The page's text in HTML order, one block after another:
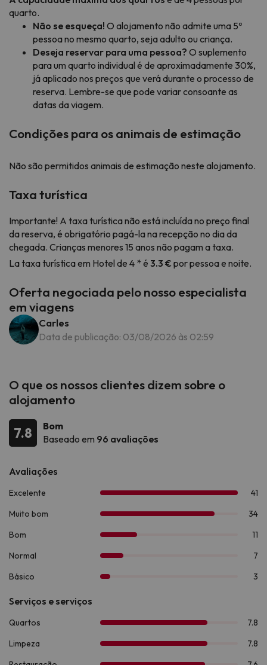
quarto.
Não se esqueça! O alojamento não admite uma 5ª
pessoa no mesmo quarto, seja adulto ou criança.
Deseja reservar para uma pessoa? O suplemento
para um quarto individual é de aproximadamente 30%,
já aplicado nos preços que verá durante o processo de
reserva. Lembre-se que pode variar consoante as
datas da viagem.
Condições para os animais de estimação
Não são permitidos animais de estimação neste alojamento.
Taxa turística
Importante! A taxa turística não está incluída no preço final
da reserva, é obrigatório pagá-la na recepção no dia da
chegada. Crianças menores 15 anos não pagam a taxa.
La taxa turística em Hotel de 4 * é 3.3 €por pessoa e noite.
Oferta negociada pelo nosso especialista
em viagens
Carles
Data de publicação: 03/08/2026 às 02:59
O que os nossos clientes dizem sobre o
alojamento
7.8
Bom
Baseado em 96 avaliações